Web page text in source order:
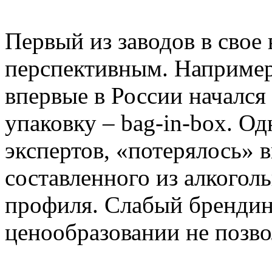
Первый из заводов в свое
перспективным.
впервые в России
упаковку – bag-in-box.
экспертов, «потерялось»
составленного из
профиля. Слабый
ценообразовании не